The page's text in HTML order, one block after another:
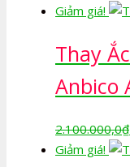
Giảm giá!
Thay
Anbico
2.100.000,0₫
Giảm giá!